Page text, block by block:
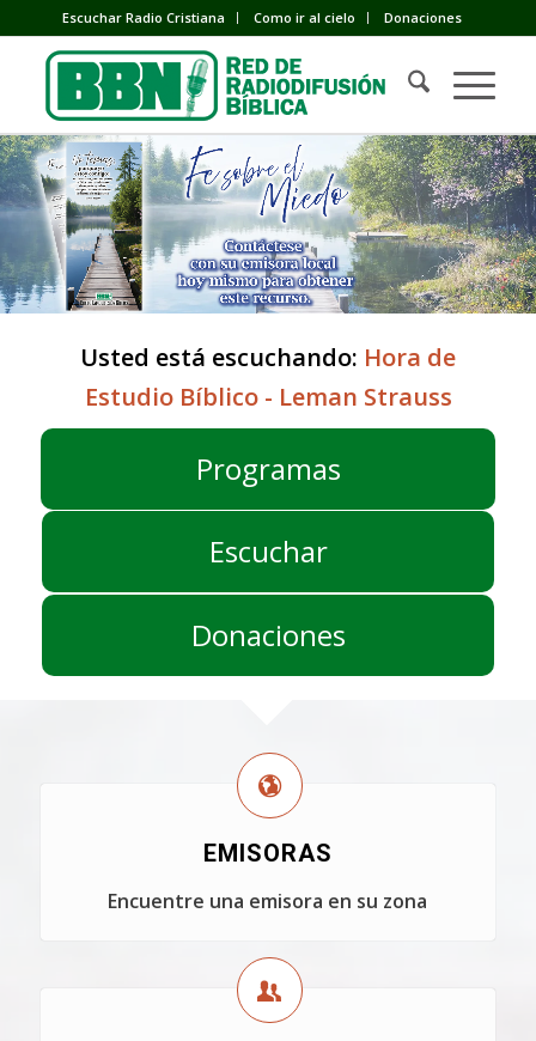
Escuchar Radio Cristiana Como ir al cielo Donaciones
Usted está escuchando: Hora de
Estudio Bíblico - Leman Strauss
Programas
Escuchar
Donaciones
EMISORAS
Encuentre una emisora en su zona